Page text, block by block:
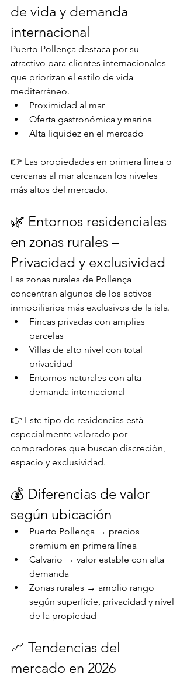
de vida y demanda
internacional
Puerto Pollença destaca por su
atractivo para clientes internacionales
que priorizan el estilo de vida
mediterráneo.
Proximidad al mar
Oferta gastronómica y marina
Alta liquidez en el mercado
👉 Las propiedades en primera línea o
cercanas al mar alcanzan los niveles
más altos del mercado.
🌿 Entornos residenciales
en zonas rurales –
Privacidad y exclusividad
Las zonas rurales de Pollença
concentran algunos de los activos
inmobiliarios más exclusivos de la isla.
Fincas privadas con amplias
parcelas
Villas de alto nivel con total
privacidad
Entornos naturales con alta
demanda internacional
👉 Este tipo de residencias está
especialmente valorado por
compradores que buscan discreción,
espacio y exclusividad.
💰 Diferencias de valor
según ubicación
Puerto Pollença → precios
premium en primera línea
Calvario → valor estable con alta
demanda
Zonas rurales → amplio rango
según superficie, privacidad y nivel
de la propiedad
📈 Tendencias del
mercado en 2026